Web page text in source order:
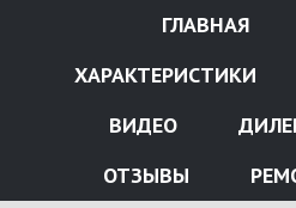
ГЛАВНАЯ
ХАРАКТЕРИСТИКИ
ВИДЕО
ОТЗЫВЫ